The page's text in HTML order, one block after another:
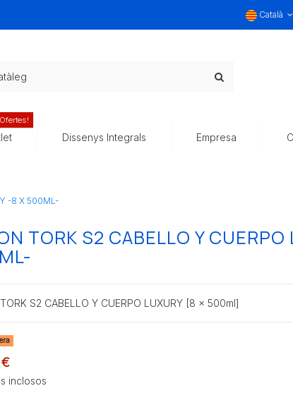
Català
Ofertes!
Dissenys Integrals Empresa
-8 X 500ML-
TORK S2 CABELLO Y CUERPO
S2 CABELLO Y CUERPO LUXURY [8 x 500ml]
inclosos